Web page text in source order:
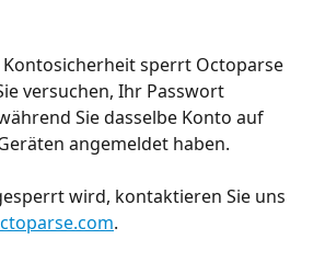
sperrt Octoparse
versuchen, Ihr Passwort
Sie dasselbe Konto auf
angemeldet haben.
wird, kontaktieren Sie uns
.